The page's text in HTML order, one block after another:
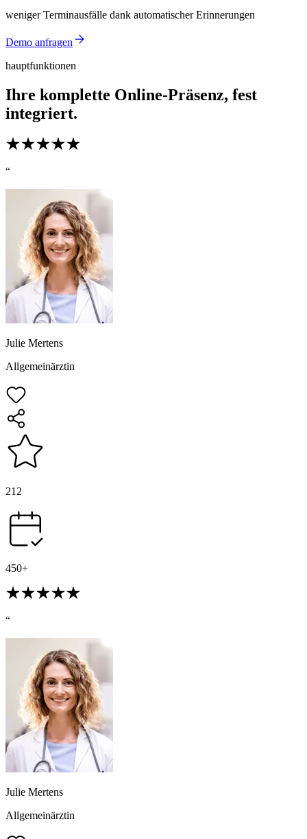
weniger Terminausfälle dank automatischer Erinnerungen
Demo anfragen
hauptfunktionen
Ihre komplette Online-Präsenz, fest
integriert.
“
Julie Mertens
Allgemeinärztin
212
450+
“
Julie Mertens
Allgemeinärztin